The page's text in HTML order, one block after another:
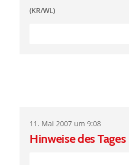
(KR/WL)
11. Mai 2007 um 9:08
Hinweise des Tages